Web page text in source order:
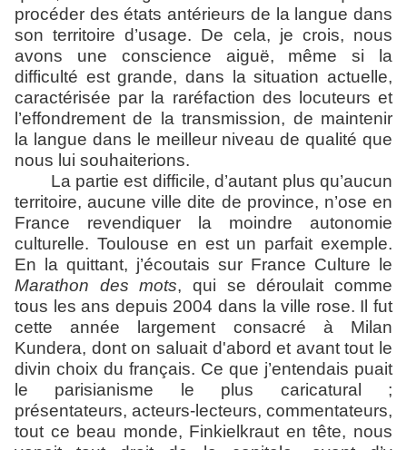
procéder des états antérieurs de la langue dans
son territoire d’usage. De cela, je crois, nous
avons une conscience aiguë, même si la
difficulté est grande, dans la situation actuelle,
caractérisée par la raréfaction des locuteurs et
l’effondrement de la transmission, de maintenir
la langue dans le meilleur niveau de qualité que
nous lui souhaiterions.
La partie est difficile, d’autant plus qu’aucun
territoire, aucune ville dite de province, n’ose en
France revendiquer la moindre autonomie
culturelle. Toulouse en est un parfait exemple.
En la quittant, j’écoutais sur France Culture le
Marathon des mots, qui se déroulait comme
tous les ans depuis 2004 dans la ville rose. Il fut
cette année largement consacré à Milan
Kundera, dont on saluait d'abord et avant tout le
divin choix du français. Ce que j’entendais puait
le parisianisme le plus caricatural ;
présentateurs, acteurs-lecteurs, commentateurs,
tout ce beau monde, Finkielkraut en tête, nous